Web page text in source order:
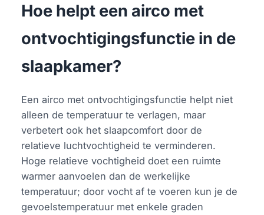
Hoe helpt een airco met
ontvochtigingsfunctie in de
slaapkamer?
Een airco met ontvochtigingsfunctie helpt niet
alleen de temperatuur te verlagen, maar
verbetert ook het slaapcomfort door de
relatieve luchtvochtigheid te verminderen.
Hoge relatieve vochtigheid doet een ruimte
warmer aanvoelen dan de werkelijke
temperatuur; door vocht af te voeren kun je de
gevoelstemperatuur met enkele graden